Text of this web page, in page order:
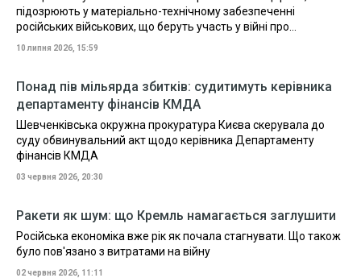
підозрюють у матеріально-технічному забезпеченні
російських військових, що беруть участь у війні про...
10 липня 2026, 15:59
Понад пів мільярда збитків: судитимуть керівника
департаменту фінансів КМДА
Шевченківська окружна прокуратура Києва скерувала до
суду обвинувальний акт щодо керівника Департаменту
фінансів КМДА
03 червня 2026, 20:30
Ракети як шум: що Кремль намагається заглушити
Російська економіка вже рік як почала стагнувати. Що також
було пов'язано з витратами на війну
02 червня 2026, 11:11